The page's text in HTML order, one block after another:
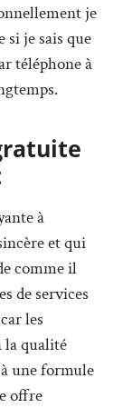
je
si je sais que
téléphone à
à
et qui
comme il
de services
les
la qualité
une formule
offre